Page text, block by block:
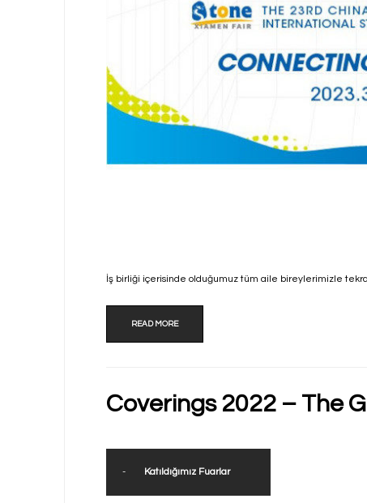
İş birliği içerisinde olduğumuz tüm aile bireylerimizle
READ MORE
Coverings 2022 – The
- Katıldığımız Fuarlar